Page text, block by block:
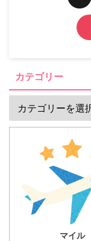
カテゴリー
マイル